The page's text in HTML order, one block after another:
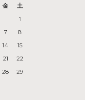
金
土
1
7
8
14
15
21
22
28
29